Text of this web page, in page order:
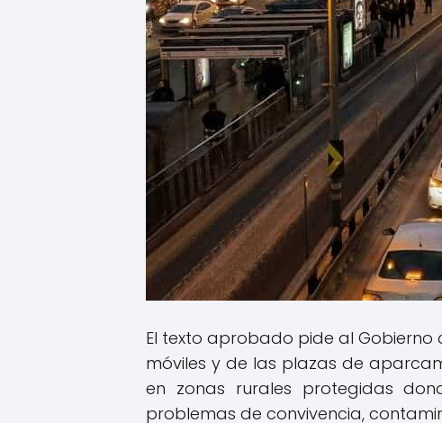
El texto aprobado pide al
móviles y de las plazas de
en zonas rurales protegidas
problemas de convivencia,